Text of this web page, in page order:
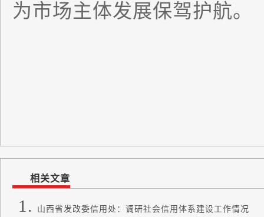
为市场主体发展保驾护航。
相关文章
山西省发改委信用处：调研社会信用体系建设工作情况